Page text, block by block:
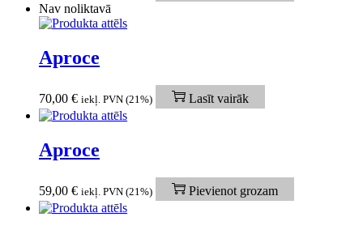
Nav noliktavā
Aproce
70,00 € iekļ. PVN (21%) Lasīt vairāk
Aproce
59,00 € iekļ. PVN (21%) Pievienot grozam